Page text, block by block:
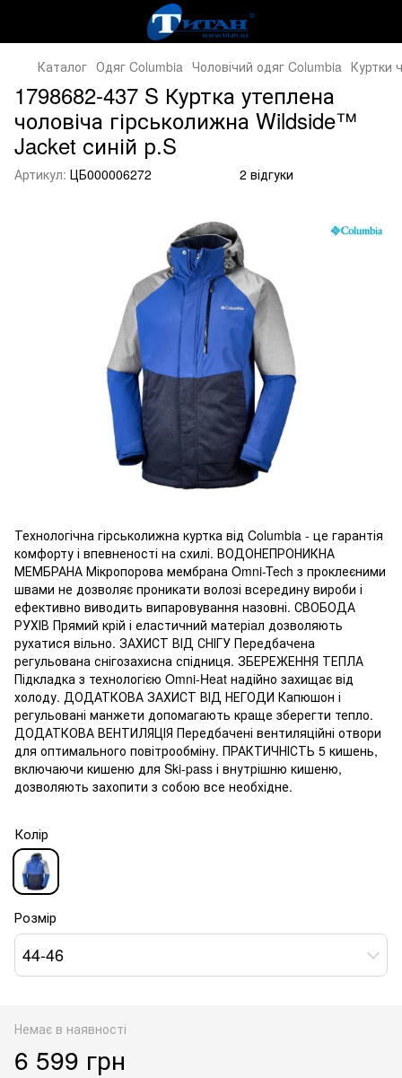
Каталог Одяг Columbia Чоловічий одяг Columbia Куртки
1798682-437 S Куртка утеплена
чоловіча гірськолижна Wildside™
Jacket синій р.S
Артикул: ЦБ000006272 2 відгуки
Технологічна гірськолижна куртка від Columbia - це гарантія
комфорту і впевненості на схилі. ВОДОНЕПРОНИКНА
МЕМБРАНА Мікропорова мембрана Omni-Tech з проклеєними
швами не дозволяє проникати волозі всередину вироби і
ефективно виводить випаровування назовні. СВОБОДА
РУХІВ Прямий крій і еластичний матеріал дозволяють
рухатися вільно. ЗАХИСТ ВІД СНІГУ Передбачена
регульована снігозахисна спідниця. ЗБЕРЕЖЕННЯ ТЕПЛА
Підкладка з технологією Omni-Heat надійно захищає від
холоду. ДОДАТКОВА ЗАХИСТ ВІД НЕГОДИ Капюшон і
регульовані манжети допомагають краще зберегти тепло.
ДОДАТКОВА ВЕНТИЛЯЦІЯ Передбачені вентиляційні отвори
для оптимального повітрообміну. ПРАКТИЧНІСТЬ 5 кишень,
включаючи кишеню для Ski-pass і внутрішню кишеню,
дозволяють захопити з собою все необхідне.
Колір
Розмір
44-46
Немає в наявності
6 599 грн